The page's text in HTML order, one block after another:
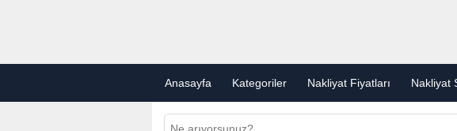
Anasayfa Kategoriler Nakliyat Fiyatları Nakliyat